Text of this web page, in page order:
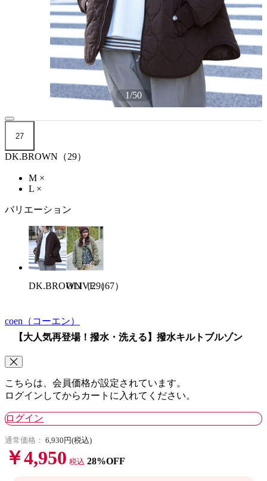
1/50
27
DK.BROWN（29）
M ×
L ×
バリエーション
DK.BROWN（29）
OLIVE（67）
coen （コーエン）
【大人気再登場！撥水・洗える】撥水キルトブルゾン
こちらは、会員価格が設定されています。
ログインしてからカートに入れてください。
ログイン
通常価格： 6,930円(税込)
￥4,950 税込 28%OFF